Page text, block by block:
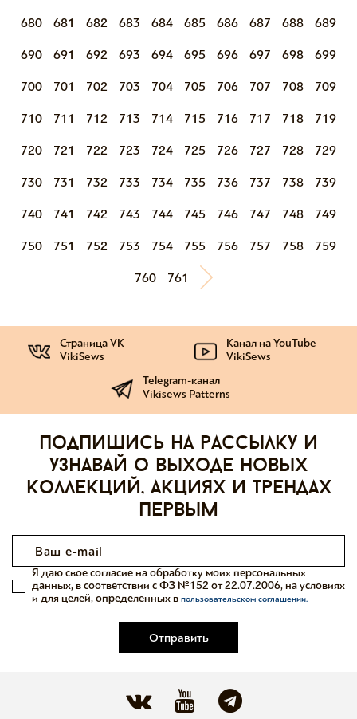
680 681 682 683 684 685 686 687 688 689
690 691 692 693 694 695 696 697 698 699
700 701 702 703 704 705 706 707 708 709
710 711 712 713 714 715 716 717 718 719
720 721 722 723 724 725 726 727 728 729
730 731 732 733 734 735 736 737 738 739
740 741 742 743 744 745 746 747 748 749
750 751 752 753 754 755 756 757 758 759
760 761
Страница VK
VikiSews
Канал на YouTube
VikiSews
Telegram-канал
Vikisews Patterns
Подпишись на рассылку и
узнавай о выходе новых
коллекций, акциях и трендах
первым
Отправить
Я даю свое согласие на обработку моих персональных
данных, в соответствии с ФЗ №152 от 22.07.2006, на условиях
и для целей, определенных в пользовательском соглашении.